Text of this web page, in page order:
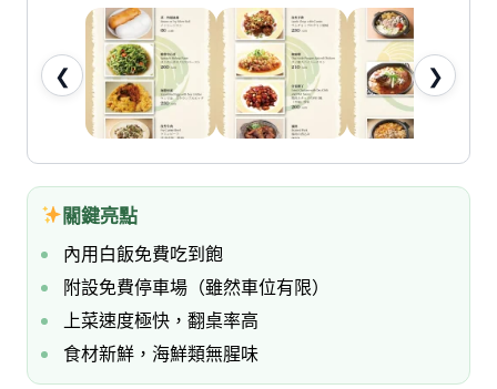
❮ ❯
關鍵亮點
內用白飯免費吃到飽
附設免費停車場（雖然車位有限）
上菜速度極快，翻桌率高
食材新鮮，海鮮類無腥味